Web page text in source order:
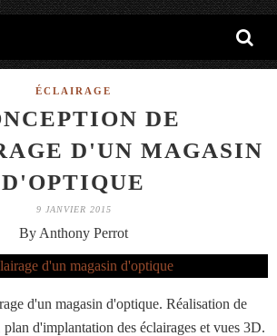
ÉCLAIRAGE
DE
D'UN MAGASIN
D'OPTIQUE
9 JANVIER 2015
By Anthony Perrot
d'un magasin d'optique. Réalisation de
d'implantation des éclairages et vues 3D.